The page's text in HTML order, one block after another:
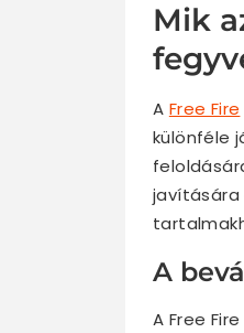
Mik
A Free Fire
különféle
javítására
A
A Free